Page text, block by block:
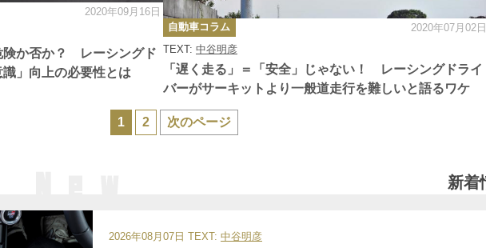
険か否か？ レーシングド
」向上の必要性とは
2020年09月16日
「遅く走る」＝「安全」じゃない！ レーシングドライ
バーがサーキットより一般道走行を難しいと語るワケ
TEXT: 中谷明彦
カ
テ
ゴ
リ
ー
自動車コラム 2020年07月02日
1 2 次のページ
新着
2026年08月07日 TEXT: 中谷明彦